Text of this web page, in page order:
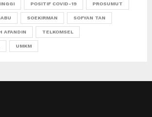
POSITIF COVID-19 PROSUMUT
SOEKIRMAN SOFYAN TAN
AFANDIN TELKOMSEL
UMKM